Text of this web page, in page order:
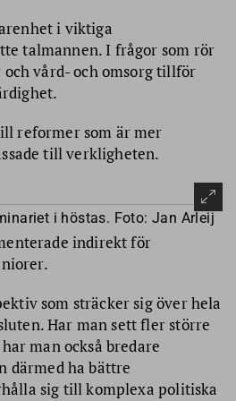
i viktiga
talmannen. I frågor som rör
vård- och omsorg tillför
reformer som är mer
till verkligheten.
i höstas. Foto: Jan Arleij
indirekt för
som sträcker sig över hela
Har man sett fler större
man också bredare
därmed ha bättre
sig till komplexa politiska